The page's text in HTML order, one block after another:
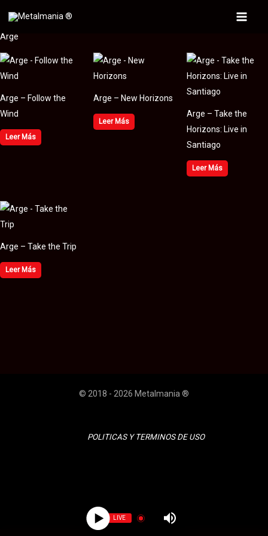
contenido
Main
Arge
Arge – Follow the
Wind
Leer Más
Arge – New Horizons
Leer Más
Arge – Take the
Horizons: Live in
Santiago
Leer Más
Arge – Take the Trip
Leer Más
© 2018 - 2026 Metalmania ®
LIVE
POLITICAS Y TERMINOS DE USO